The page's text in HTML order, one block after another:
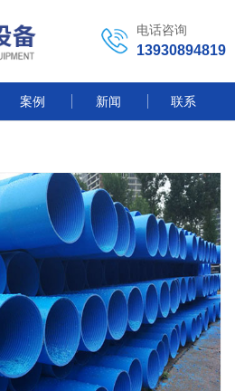
电话咨询
13930894819
案例 新闻 联系